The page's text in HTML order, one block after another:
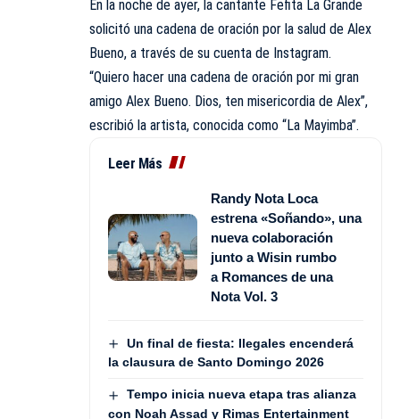
En la noche de ayer, la cantante Fefita La Grande
solicitó una cadena de oración por la salud de Alex
Bueno, a través de su cuenta de Instagram.
“Quiero hacer una cadena de oración por mi gran
amigo Alex Bueno. Dios, ten misericordia de Alex”,
escribió la artista, conocida como “La Mayimba”.
Leer Más
Randy Nota Loca
estrena «Soñando», una
nueva colaboración
junto a Wisin rumbo
a Romances de una
Nota Vol. 3
Un final de fiesta: Ilegales encenderá
la clausura de Santo Domingo 2026
Tempo inicia nueva etapa tras alianza
con Noah Assad y Rimas Entertainment